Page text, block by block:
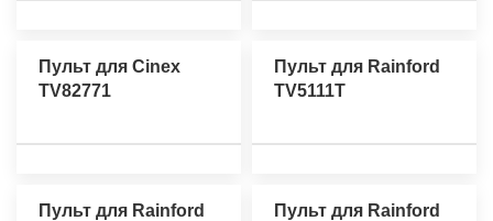
Пульт для Cinex
TV82771
Пульт для Rainford
TV5111T
Пульт для Rainford
Пульт для Rainford